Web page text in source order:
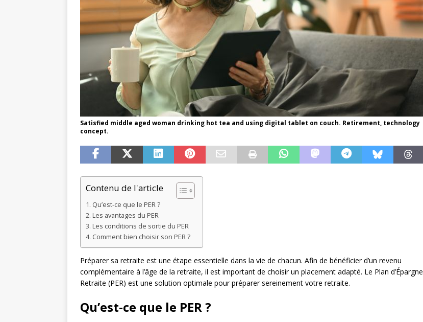
Satisfied middle aged woman drinking hot tea and using digital tablet on couch. Retirement, technology
concept.
Contenu de l'article
Qu’est-ce que le PER ?
Les avantages du PER
Les conditions de sortie du PER
Comment bien choisir son PER ?
Préparer sa retraite est une étape essentielle dans la vie de chacun. Afin de bénéficier d’un revenu
complémentaire à l’âge de la retraite, il est important de choisir un placement adapté. Le Plan d’Épargne
Retraite (PER) est une solution optimale pour préparer sereinement votre retraite.
Qu’est-ce que le PER ?